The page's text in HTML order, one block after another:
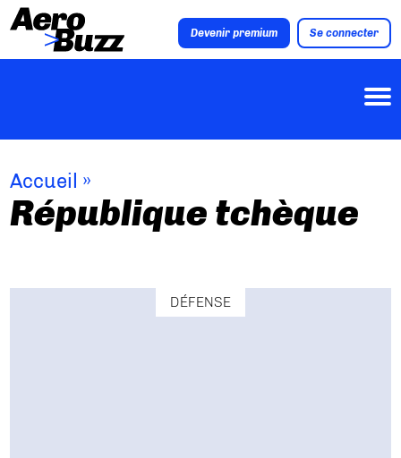
Devenir premium Se connecter
Accueil »
République tchèque
DÉFENSE